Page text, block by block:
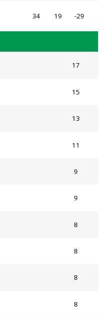
34 19 -29
17
15
13
11
9
9
8
8
8
8